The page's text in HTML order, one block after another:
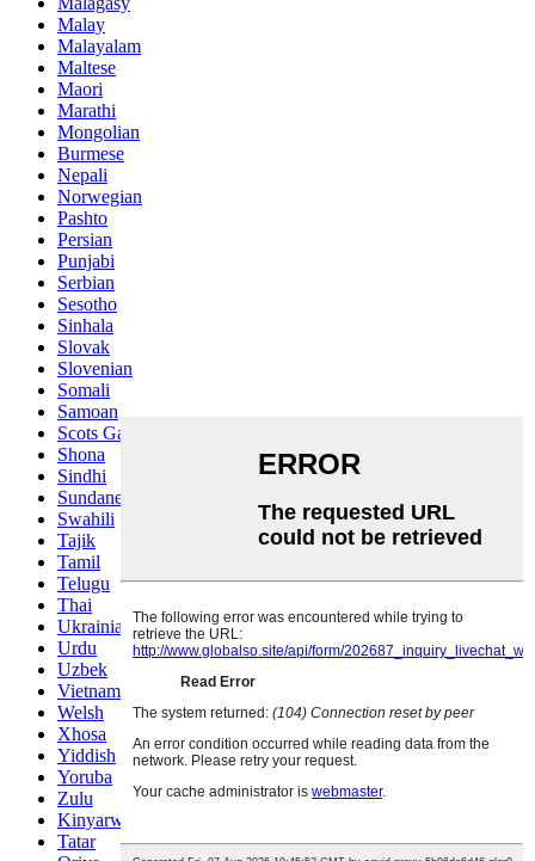
Malay
Malayalam
Maltese
Maori
Marathi
Mongolian
Burmese
Nepali
Norwegian
Pashto
Persian
Punjabi
Serbian
Sesotho
Sinhala
Slovak
Slovenian
Somali
Samoan
Scots Gaelic
Shona
Sindhi
Sundanese
Swahili
Tajik
Tamil
Telugu
Thai
Ukrainian
Urdu
Uzbek
Vietnamese
Welsh
Xhosa
Yiddish
Yoruba
Zulu
Kinyarwanda
Tatar